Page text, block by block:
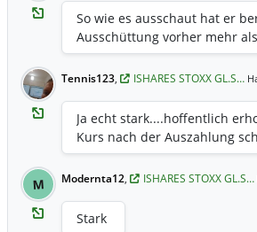
So wie es ausschaut hat er
Ausschüttung vorher mehr
Tennis123, ISHARES STOXX GL.S…
Ja echt stark....hoffentlich
Kurs nach der Auszahlung
M Modernta12, ISHARES STOXX GL.S…
Stark